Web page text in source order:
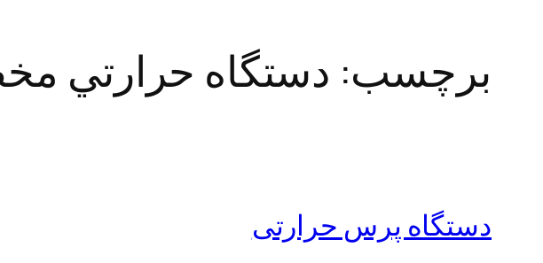
برچسب: دستگاه حرارتي
دستگاه پرس حرارتی